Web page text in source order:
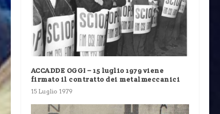
ACCADDE OGGI – 15 luglio 1979 viene
firmato il contratto dei metalmeccanici
15 Luglio 1979